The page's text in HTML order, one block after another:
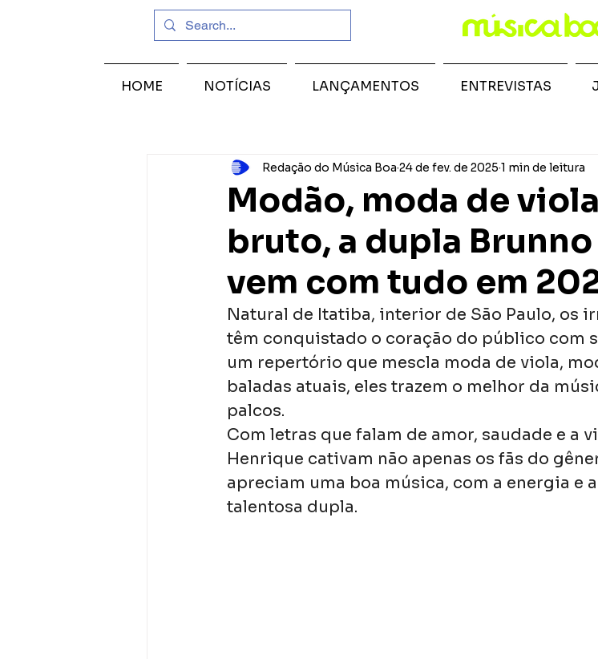
Modão, moda de
bruto, a dupla
vem com tudo em
Redação do Música Boa 24 de fev. de 2025 1 min de leitura
Natural de Itatiba, interior de São Paulo, os
têm conquistado o coração do público com
um repertório que mescla moda de viola,
baladas atuais, eles trazem o melhor da
palcos.
Com letras que falam de amor, saudade e a
Henrique cativam não apenas os fãs do
apreciam uma boa música, com a energia e
talentosa dupla.
HOME NOTÍCIAS LANÇAMENTOS ENTREVISTAS